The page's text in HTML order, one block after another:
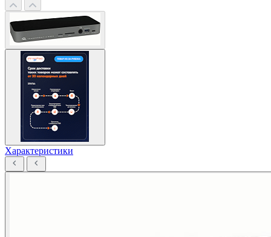
Характеристики